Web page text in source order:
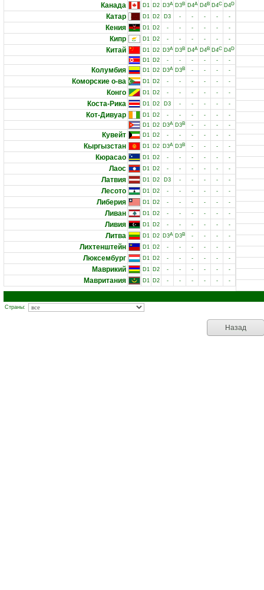
Канада D1 D2 D3A D3B D4A D4B D4C D4D
Катар D1 D2 D3 - - - - -
Кения D1 D2 - - - - - -
Кипр D1 D2 - - - - - -
Китай D1 D2 D3A D3B D4A D4B D4C D4D
D1 D2 - - - - - -
Колумбия D1 D2 D3A D3B - - - -
Коморские о-ва D1 D2 - - - - - -
Конго D1 D2 - - - - - -
Коста-Рика D1 D2 D3 - - - - -
Кот-Дивуар D1 D2 - - - - -
-
D1 D2 D3A D3B - - - -
Кувейт D1 D2 - - - - - -
Кыргызстан D1 D2 D3A D3B - - - -
Кюрасао D1 D2 - - - - - -
Лаос D1 D2 - - - - - -
Латвия D1 D2 D3 - - - - -
Лесото D1 D2 - - - - - -
Либерия D1 D2 - - - - - -
Ливан D1 D2 - - - - - -
Ливия D1 D2 - - - - - -
Литва D1 D2 D3A D3B - - - -
Лихтенштейн D1 D2 - - - - - -
Люксембург D1 D2 - - - - - -
Маврикий D1 D2 - - - - - -
Мавритания D1 D2 - - - - - -
Страны:
Назад